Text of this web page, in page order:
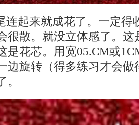
连起来就成花了。一定得
很散。就没立体感了。这
是花芯。用宽05.CM或
边旋转（得多练习才会做
。